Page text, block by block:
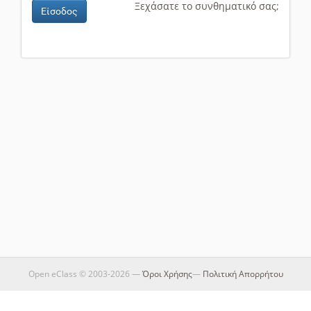
Είσοδος Ξεχάσατε το συνθηματικό σας;
Open eClass © 2003-2026 —Όροι Χρήσης— Πολιτική Απορρήτου